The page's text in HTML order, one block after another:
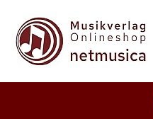
Zum
Inhalt